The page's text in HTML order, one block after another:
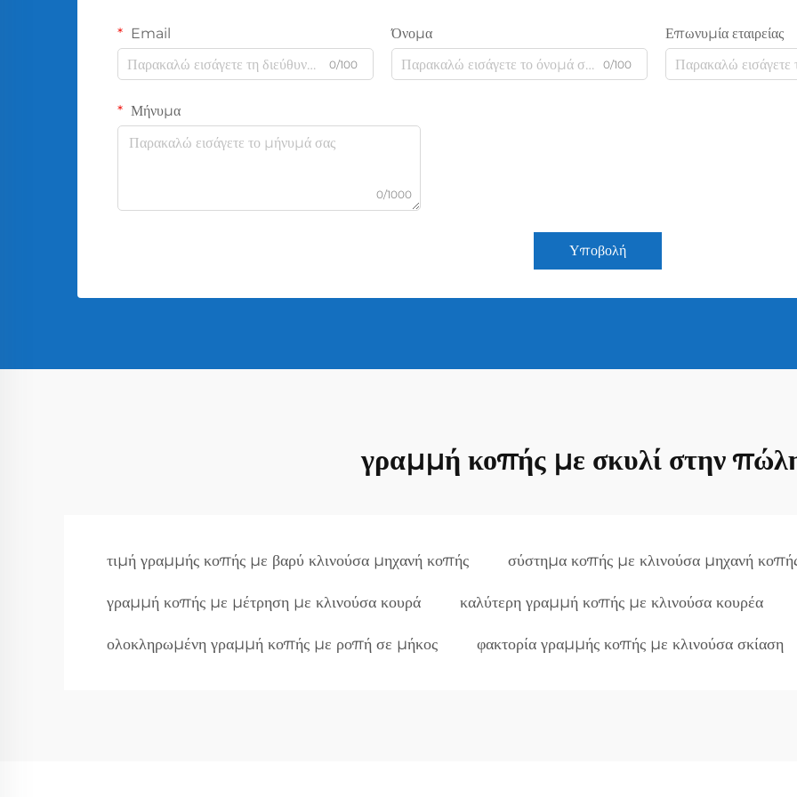
Email
0/100
Όνομα
0/100
Επωνυμία εταιρείας
Μήνυμα
0/1000
Υποβολή
γραμμή κοπής με σκυλί στην
τιμή γραμμής κοπής με βαρύ κλινούσα μηχανή κοπής σύστημα κοπής με κλινούσα μηχανή
γραμμή κοπής με μέτρηση με κλινούσα κουρά καλύτερη γραμμή κοπής με κλινούσα κουρέα
ολοκληρωμένη γραμμή κοπής με ροπή σε μήκος φακτορία γραμμής κοπής με κλινούσα σκίαση